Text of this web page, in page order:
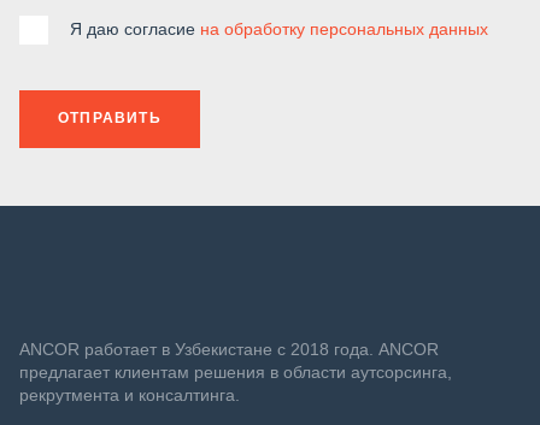
Я даю согласие на обработку персональных данных
ОТПРАВИТЬ
ANСOR работает в Узбекистане с 2018 года. ANCOR
предлагает клиентам решения в области аутсорсинга,
рекрутмента и консалтинга.